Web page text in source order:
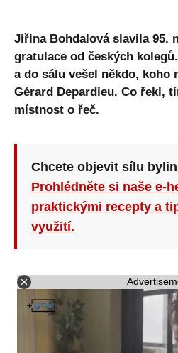
Jiřina Bohdalová slavila 95.
gratulace od českých
a do sálu vešel někdo, koho
Gérard Depardieu. Co řekl,
místnost o řeč.
Chcete objevit sílu
Prohlédněte si naše e-
praktickými recepty a
využití.